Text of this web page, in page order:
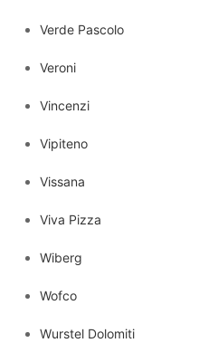
Verde Pascolo
Veroni
Vincenzi
Vipiteno
Vissana
Viva Pizza
Wiberg
Wofco
Wurstel Dolomiti